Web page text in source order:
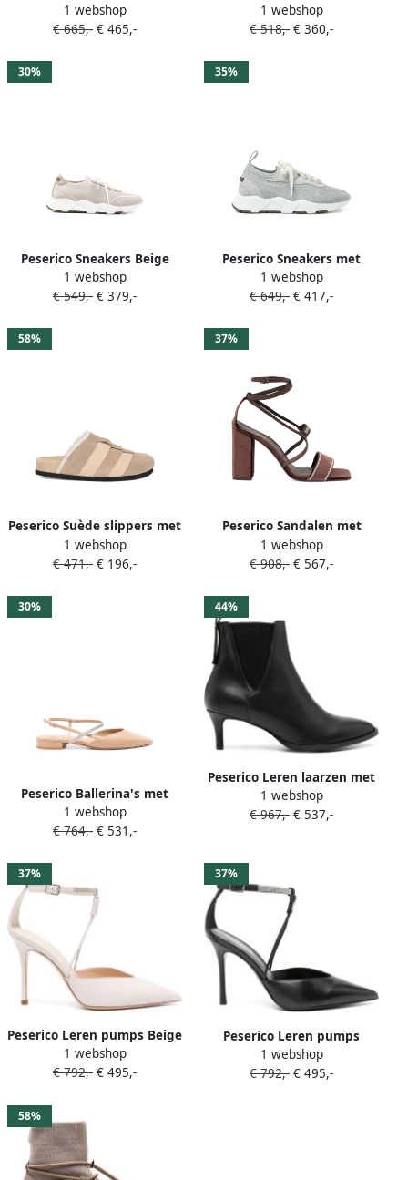
ruches Beige
1 webshop
€ 665,- € 465,-
met kralen Beige
1 webshop
€ 518,- € 360,-
30%
Peserico Sneakers Beige
1 webshop
€ 549,- € 379,-
35%
Peserico Sneakers met
glitter Grijs
1 webshop
€ 649,- € 417,-
58%
Peserico Suède slippers met
vlakken Beige
1 webshop
€ 471,- € 196,-
37%
Peserico Sandalen met
gekruiste bandjes Bruin
1 webshop
€ 908,- € 567,-
30%
Peserico Ballerina's met
puntige neus Bruin
1 webshop
€ 764,- € 531,-
44%
Peserico Leren laarzen met
puntige neus Zwart
1 webshop
€ 967,- € 537,-
37%
Peserico Leren pumps Beige
1 webshop
€ 792,- € 495,-
37%
Peserico Leren pumps
Zwart
1 webshop
€ 792,- € 495,-
58%